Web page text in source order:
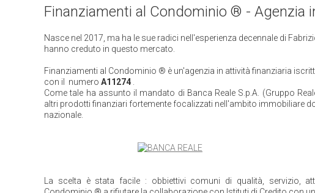
Finanziamenti al Condominio ® - Agenzia
Nasce nel 2017, ma ha le sue radici nell'esperienza decennale di
hanno creduto in questo mercato.
Finanziamenti al Condominio ® è un'agenzia in attività finanziaria
con il numero A11274
Come tale ha assunto il mandato di Banca Reale S.p.A. (Gruppo
altri prodotti finanziari fortemente focalizzati nell'ambito immobiliare
nazionale.
La scelta è stata facile : obbiettivi comuni di qualità, servizio,